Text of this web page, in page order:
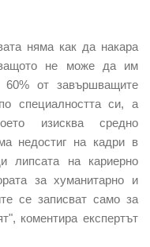
няма как да накара
не може да им
60% от завършващите
специалността си, а
изисква средно
недостиг на кадри в
липсата на кариерно
за хуманитарно и
се записват само за
коментира експертът